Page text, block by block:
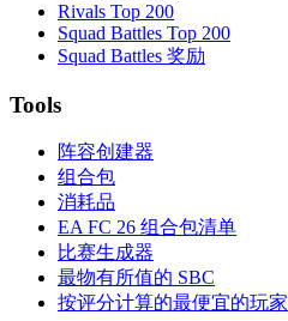
Rivals Top 200
Squad Battles Top 200
Squad Battles 奖励
Tools
阵容创建器
组合包
消耗品
EA FC 26 组合包清单
比赛生成器
最物有所值的 SBC
按评分计算的最便宜的玩家